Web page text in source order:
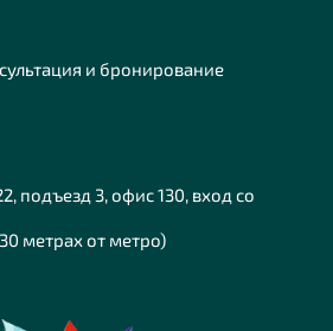
и бронирование
подъезд 3, офис 130, вход со
метрах от метро)